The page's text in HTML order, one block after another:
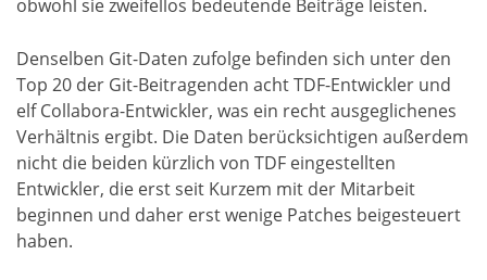
obwohl sie zweifellos bedeutende Beiträge leisten.
Denselben Git-Daten zufolge befinden sich unter den
Top 20 der Git-Beitragenden acht TDF-Entwickler und
elf Collabora-Entwickler, was ein recht ausgeglichenes
Verhältnis ergibt. Die Daten berücksichtigen außerdem
nicht die beiden kürzlich von TDF eingestellten
Entwickler, die erst seit Kurzem mit der Mitarbeit
beginnen und daher erst wenige Patches beigesteuert
haben.